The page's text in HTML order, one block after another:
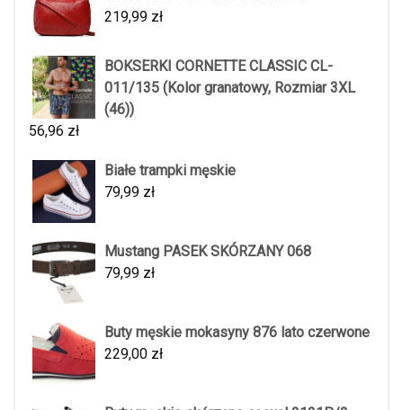
219,99 zł
BOKSERKI CORNETTE CLASSIC CL-
011/135 (Kolor granatowy, Rozmiar 3XL
(46))
56,96 zł
Białe trampki męskie
79,99 zł
Mustang PASEK SKÓRZANY 068
79,99 zł
Buty męskie mokasyny 876 lato czerwone
229,00 zł